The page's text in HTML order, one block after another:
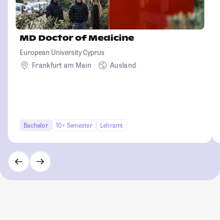
MD Doctor of Medicine
European University Cyprus
Frankfurt am Main
Ausland
Bachelor 10+ Semester Lehramt